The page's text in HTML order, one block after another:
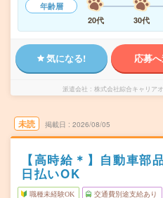
年齢層
20代
30代
気になる! 応募
派遣会社 株式会社綜合キャリア
未読 掲載日 2026/08/05
【高時給＊】自動車部
日払いOK
職種未経験OK 交通費別途支給あり